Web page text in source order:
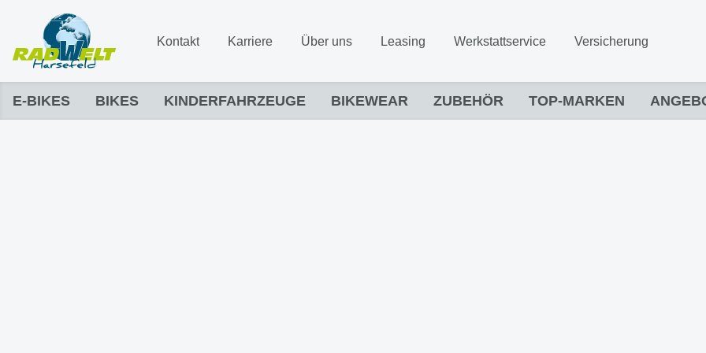
Kontakt Karriere Über uns Leasing Werkstattservice Versicherung
E-BIKES BIKES KINDERFAHRZEUGE BIKEWEAR ZUBEHÖR TOP-MARKEN